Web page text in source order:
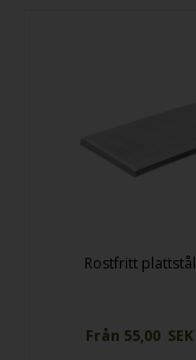
Rostfritt plattstål
Från 55,00 SEK